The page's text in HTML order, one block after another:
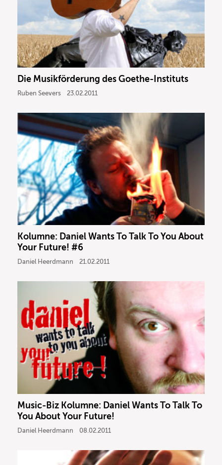
Die Musikförderung des Goethe-Instituts
Ruben Seevers 23.02.2011
Kolumne: Daniel Wants To Talk To You About
Your Future! #6
Daniel Heerdmann 21.02.2011
Music-Biz Kolumne: Daniel Wants To Talk To
You About Your Future!
Daniel Heerdmann 08.02.2011